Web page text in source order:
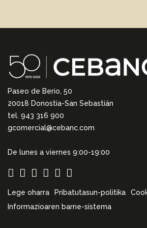
Paseo de Berio, 50
20018 Donostia-San Sebastián
tel. 943 316 900
gcomercial@cebanc.com
De lunes a viernes 9:00-19:00
Lege oharra Pribatutasun-politika
Informazioaren barne-sistema